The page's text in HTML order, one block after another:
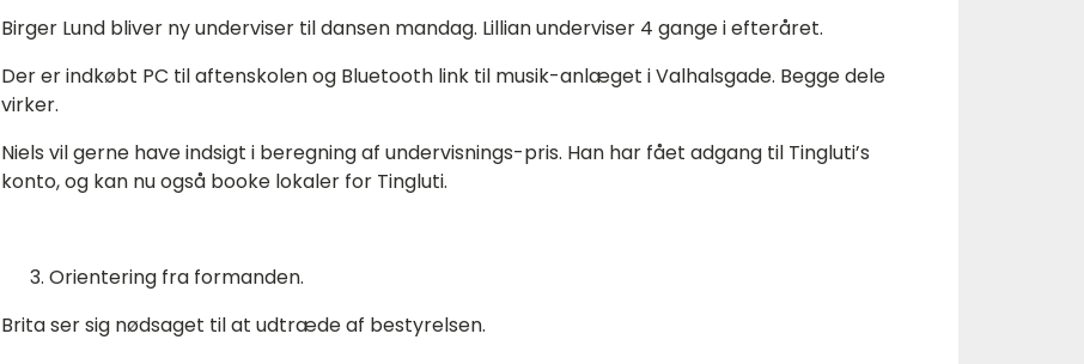
Birger Lund bliver ny underviser til dansen mandag. Lillian underviser 4 gange i efteråret.
Der er indkøbt PC til aftenskolen og Bluetooth link til musik-anlæget i Valhalsgade. Begge dele
virker.
Niels vil gerne have indsigt i beregning af undervisnings-pris. Han har fået adgang til Tingluti’s
konto, og kan nu også booke lokaler for Tingluti.
Orientering fra formanden.
Brita ser sig nødsaget til at udtræde af bestyrelsen.